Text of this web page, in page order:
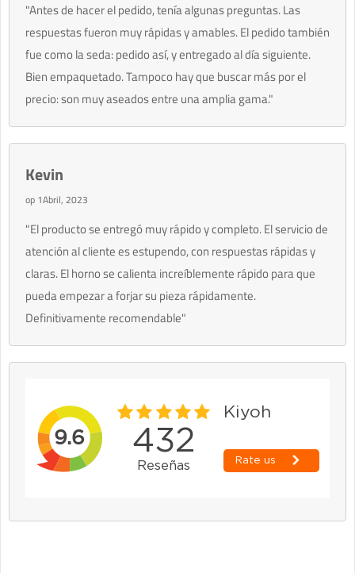
"Antes de hacer el pedido, tenía algunas preguntas. Las
respuestas fueron muy rápidas y amables. El pedido también
fue como la seda: pedido así, y entregado al día siguiente.
Bien empaquetado. Tampoco hay que buscar más por el
precio: son muy aseados entre una amplia gama."
Kevin
op 1Abril, 2023
"El producto se entregó muy rápido y completo. El servicio de
atención al cliente es estupendo, con respuestas rápidas y
claras. El horno se calienta increíblemente rápido para que
pueda empezar a forjar su pieza rápidamente.
Definitivamente recomendable"